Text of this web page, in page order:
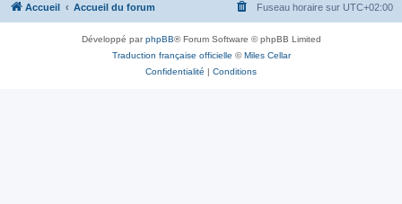
Accueil Accueil du forum Fuseau horaire sur UTC+02:00
Développé parphpBB® Forum Software © phpBB Limited
Traduction française officielle ©Miles Cellar
Confidentialité | Conditions